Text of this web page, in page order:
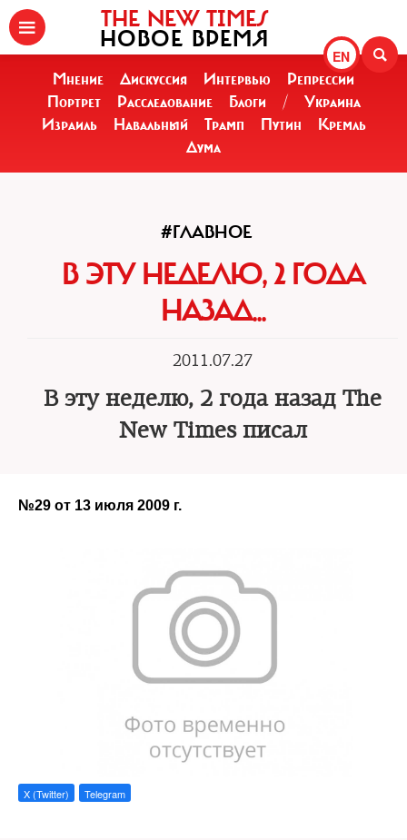
EN
THE NEW TIMES
НОВОЕ ВРЕМЯ
Мнение Дискуссия Интервью
Репрессии
Портрет
Расследование Блоги /
Украина
Израиль
Навальный Трамп Путин
Кремль
Дума
#ГЛАВНОЕ
В ЭТУ НЕДЕЛЮ, 2 ГОДА
НАЗАД...
2011.07.27
В эту неделю, 2 года назад The
New Times писал
№29 от 13 июля 2009 г.
X (Twitter) Telegram